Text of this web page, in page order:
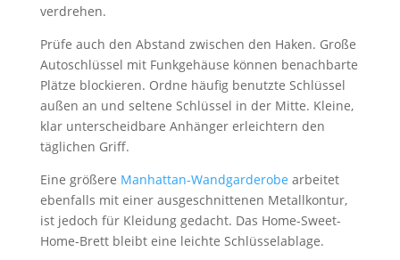
verdrehen.
Prüfe auch den Abstand zwischen den Haken. Große
Autoschlüssel mit Funkgehäuse können benachbarte
Plätze blockieren. Ordne häufig benutzte Schlüssel
außen an und seltene Schlüssel in der Mitte. Kleine,
klar unterscheidbare Anhänger erleichtern den
täglichen Griff.
Eine größere Manhattan-Wandgarderobe arbeitet
ebenfalls mit einer ausgeschnittenen Metallkontur,
ist jedoch für Kleidung gedacht. Das Home-Sweet-
Home-Brett bleibt eine leichte Schlüsselablage.